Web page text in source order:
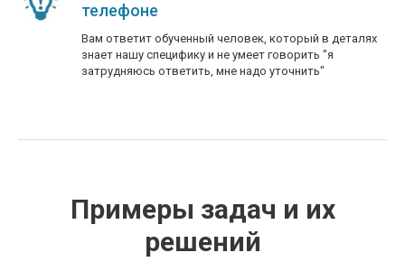
телефоне
Вам ответит обученный человек, который в деталях
знает нашу специфику и не умеет говорить "я
затрудняюсь ответить, мне надо уточнить"
Примеры задач и их
решений